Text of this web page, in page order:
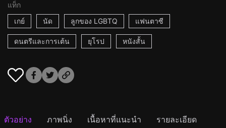
แท็ก
เกย์
นัด ลูกของ LGBTQ แฟนตาซี
ดนตรีและการเต้น ยุโรป หนังสั้น
ตัวอย่าง ภาพนิ่ง เนื้อหาที่แนะนำ รายละเอียด